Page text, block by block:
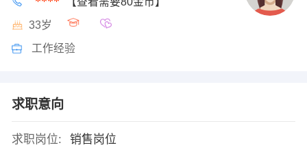
33岁
工作经验
求职意向
求职岗位:
销售岗位